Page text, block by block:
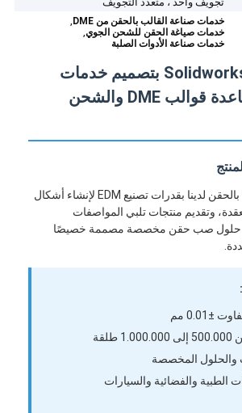
خدمات صناعة القالب بالحقن من DME ,
خدمات صياغة الحقن للشحن الجوي,
خدمات صناعة الأدوات الصلبة
قامت شركة Solidworks بتصميم خدمات
صب الحقن لقاعدة قوالب DME والشحن
تتميز خدمات القولبة بالحقن لدينا بقدرات تصنيع EDM لإنشاء أشكال
وتقديم منتجات تلبي المواصفات
حلول صب حقن مخصصة مصممة خصيصًا
±0.01 مم
والحلول المخصصة
الطبية والفضائية والسيارات